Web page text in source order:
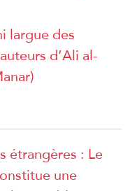
largue des
d’Ali al-
étrangères : Le
une